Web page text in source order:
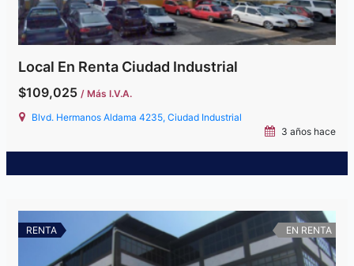
Local En Renta Ciudad Industrial
$109,025 / Más I.V.A.
Blvd. Hermanos Aldama 4235, Ciudad Industrial
3 años hace
RENTA EN RENTA